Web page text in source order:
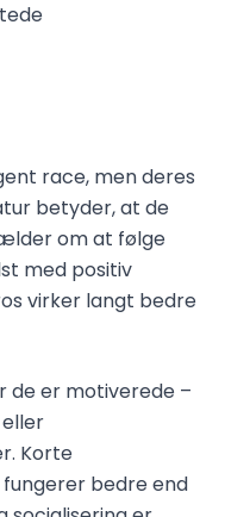
race, men deres
betyder, at de
om at følge
med positiv
virker langt bedre
de er motiverede –
Korte
bedre end